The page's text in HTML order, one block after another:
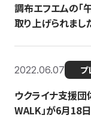
調布エフエムの「
取り上げられまし
2022.06.07 プ
ウクライナ支援団
WALK」が6月18日